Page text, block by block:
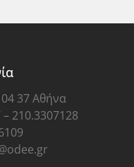
37 Αθήνα
210.3307128